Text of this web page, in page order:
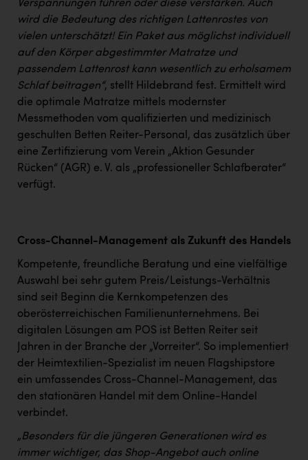
Verspannungen führen oder diese verstärken. Auch
wird die Bedeutung des richtigen Lattenrostes von
vielen unterschätzt! Ein Paket aus möglichst individuell
auf den Körper abgestimmter Matratze und
passendem Lattenrost kann wesentlich zu erholsamem
Schlaf beitragen“, stellt Hildebrand fest. Ermittelt wird
die optimale Matratze mittels modernster
Messmethoden vom qualifizierten und medizinisch
geschulten Betten Reiter-Personal, das zusätzlich über
eine Zertifizierung vom Verein „Aktion Gesunder
Rücken“ (AGR) e. V. als „professioneller Schlafberater“
verfügt.
Cross-Channel-Management als Zukunft des Handels
Kompetente, freundliche Beratung und eine vielfältige
Auswahl bei sehr gutem Preis/Leistungs-Verhältnis
sind seit Beginn die Kernkompetenzen des
oberösterreichischen Familienunternehmens. Bei
digitalen Lösungen am POS ist Betten Reiter seit
Jahren in der Branche der „Vorreiter“. So implementiert
der Heimtextilien-Spezialist im neuen Flagshipstore
ein umfassendes Cross-Channel-Management, das
den stationären Handel mit dem Online-Handel
verbindet.
„Besonders für die jüngeren Generationen wird es
immer wichtiger, das Shop-Angebot auch online